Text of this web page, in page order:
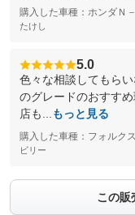
購入した車種：ホンダＮ
たけし
5.0
色々な相談してもら
のグレードのおすす
店も...
もっと見る
購入した車種：フォルク
ビリー
この販